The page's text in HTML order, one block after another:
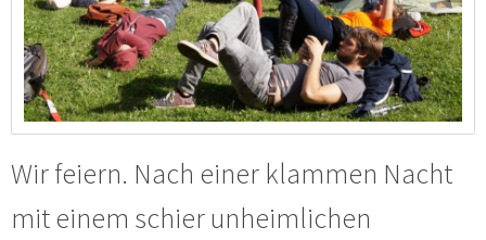
Wir feiern. Nach einer klammen Nacht
mit einem schier unheimlichen